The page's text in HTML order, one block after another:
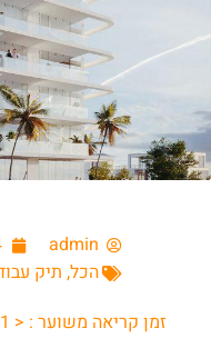
admin
הכל, תיק
זמן קריאה משוער : < 1